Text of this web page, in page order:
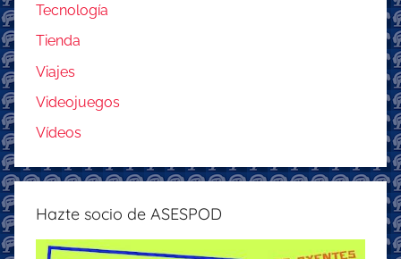
Tecnología
Tienda
Viajes
Videojuegos
Vídeos
Hazte socio de ASESPOD